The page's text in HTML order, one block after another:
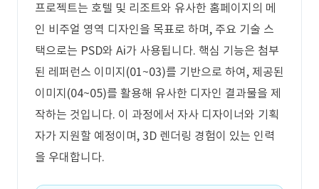
프로젝트는 호텔 및 리조트와 유사한 홈페이지의 메
인 비주얼 영역 디자인을 목표로 하며, 주요 기술 스
택으로는 PSD와 Ai가 사용됩니다. 핵심 기능은 첨부
된 레퍼런스 이미지(01~03)를 기반으로 하여, 제공된
이미지(04~05)를 활용해 유사한 디자인 결과물을 제
작하는 것입니다. 이 과정에서 자사 디자이너와 기획
자가 지원할 예정이며, 3D 렌더링 경험이 있는 인력
을 우대합니다.